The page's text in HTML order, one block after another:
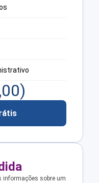
)
informações sobre um